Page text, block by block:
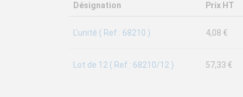
Désignation Prix HT
L'unité ( Ref : 68210 ) 4,08 €
Lot de 12 ( Ref : 68210/12 ) 57,33 €